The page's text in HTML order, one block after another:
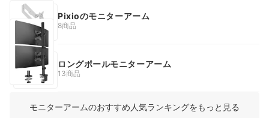
Pixioのモニターアーム
8商品
ロングポールモニターアーム
13商品
モニターアームのおすすめ人気ランキングをもっと見る